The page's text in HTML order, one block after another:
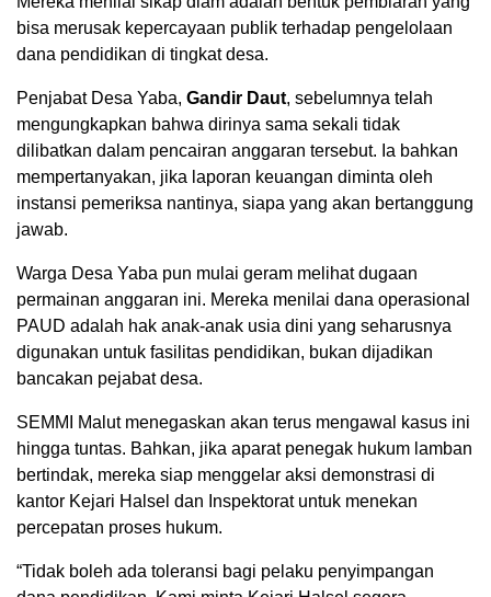
bisa merusak kepercayaan publik terhadap pengelolaan
dana pendidikan di tingkat desa.
Penjabat Desa Yaba, Gandir Daut, sebelumnya telah
mengungkapkan bahwa dirinya sama sekali tidak
dilibatkan dalam pencairan anggaran tersebut. Ia bahkan
mempertanyakan, jika laporan keuangan diminta oleh
instansi pemeriksa nantinya, siapa yang akan bertanggung
jawab.
Warga Desa Yaba pun mulai geram melihat dugaan
permainan anggaran ini. Mereka menilai dana operasional
PAUD adalah hak anak-anak usia dini yang seharusnya
digunakan untuk fasilitas pendidikan, bukan dijadikan
bancakan pejabat desa.
SEMMI Malut menegaskan akan terus mengawal kasus ini
hingga tuntas. Bahkan, jika aparat penegak hukum lamban
bertindak, mereka siap menggelar aksi demonstrasi di
kantor Kejari Halsel dan Inspektorat untuk menekan
percepatan proses hukum.
“Tidak boleh ada toleransi bagi pelaku penyimpangan